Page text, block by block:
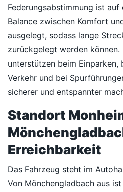
Federungsabstimmung ist auf
Balance zwischen Komfort
ausgelegt, sodass lange
zurückgelegt werden können.
unterstützen beim Einparken,
Verkehr und bei
sicherer und entspannter
Standort
Erreichbarkeit
Das Fahrzeug steht im
Von Mönchengladbach aus